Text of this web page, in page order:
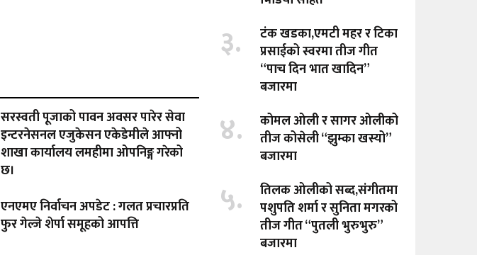
सरस्वती पूजाको पावन अवसर पारेर सेवा
इन्टरनेसनल एजुकेसन एकेडेमीले आफ्नो
शाखा कार्यालय लमहीमा ओपनिङ्ग गरेको
छ।
एनएमए निर्वाचन अपडेट : गलत प्रचारप्रति
फुर गेल्जे शेर्पा समूहको आपत्ति
३.
टंक खडका,एमटी महर र टिका
प्रसाईको स्वरमा तीज गीत
“पाच दिन भात खादिन”
बजारमा
४.
कोमल ओली र सागर ओलीको
तीज कोसेली “झुम्का खस्यो”
बजारमा
५.
तिलक ओलीको सब्द,संगीतमा
पशुपति शर्मा र सुनिता मगरको
तीज गीत “पुतली भुरुभुरु”
बजारमा